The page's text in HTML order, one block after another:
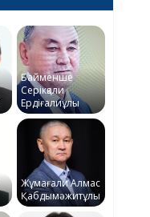
Байменше
Серікқали
Ердіғалиұлы
Жұмағали Алмас
Қабдымәжитұлы